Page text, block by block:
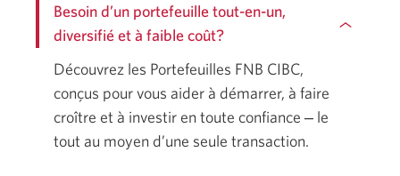
Besoin d’un portefeuille tout-en-un,
diversifié et à faible coût?
Découvrez les Portefeuilles FNB CIBC,
conçus pour vous aider à démarrer, à faire
croître et à investir en toute confiance ‒ le
tout au moyen d’une seule transaction.